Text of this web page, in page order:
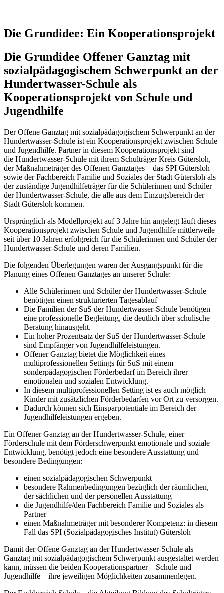
Die Grundidee: Ein Kooperationsprojekt
Die Grundidee Offener Ganztag mit
sozialpädagogischem Schwerpunkt an der
Hundertwasser-Schule als
Kooperationsprojekt von Schule und
Jugendhilfe
Der Offene Ganztag mit sozialpädagogischem Schwerpunkt an der
Hundertwasser-Schule ist ein Kooperationsprojekt zwischen Schule
und Jugendhilfe. Partner in diesem Kooperationsprojekt sind
die Hundertwasser-Schule mit ihrem Schulträger Kreis Gütersloh,
der Maßnahmeträger des Offenen Ganztages – das SPI Gütersloh –
sowie der Fachbereich Familie und Soziales der Stadt Gütersloh als
der zuständige Jugendhilfeträger für die Schülerinnen und Schüler
der Hundertwasser-Schule, die alle aus dem Einzugsbereich der
Stadt Gütersloh kommen.
Ursprünglich als Modellprojekt auf 3 Jahre hin angelegt läuft dieses
Kooperationsprojekt zwischen Schule und Jugendhilfe mittlerweile
seit über 10 Jahren erfolgreich für die Schülerinnen und Schüler der
Hundertwasser-Schule und deren Familien.
Die folgenden Überlegungen waren der Ausgangspunkt für die
Planung eines Offenen Ganztages an unserer Schule:
Alle Schülerinnen und Schüler der Hundertwasser-Schule
benötigen einen strukturierten Tagesablauf
Die Familien der SuS der Hundertwasser-Schule benötigen
eine professionelle Begleitung, die deutlich über schulische
Beratung hinausgeht.
Ein hoher Prozentsatz der SuS der Hundertwasser-Schule
sind Empfänger von Jugendhilfeleistungen.
Offener Ganztag bietet die Möglichkeit eines
multiprofessionellen Settings für SuS mit einem
sonderpädagogischen Förderbedarf im Bereich ihrer
emotionalen und sozialen Entwicklung.
In diesem multiprofessionellen Setting ist es auch möglich
Kinder mit zusätzlichen Förderbedarfen vor Ort zu versorgen.
Dadurch können sich Einsparpotentiale im Bereich der
Jugendhilfeleistungen ergeben.
Ein Offener Ganztag an der Hundertwasser-Schule, einer
Förderschule mit dem Förderschwerpunkt emotionale und soziale
Entwicklung, benötigt jedoch eine besondere Ausstattung und
besondere Bedingungen:
einen sozialpädagogischen Schwerpunkt
besondere Rahmenbedingungen bezüglich der räumlichen,
der sächlichen und der personellen Ausstattung
die Jugendhilfe/den Fachbereich Familie und Soziales als
Partner
einen Maßnahmeträger mit besonderer Kompetenz: in diesem
Fall das SPI (Sozialpädagogisches Institut) Gütersloh
Damit der Offene Ganztag an der Hundertwasser-Schule als
Ganztag mit sozialpädagogischem Schwerpunkt ausgestaltet werden
kann, müssen die beiden Kooperationspartner – Schule und
Jugendhilfe – ihre jeweiligen Möglichkeiten zusammenlegen.